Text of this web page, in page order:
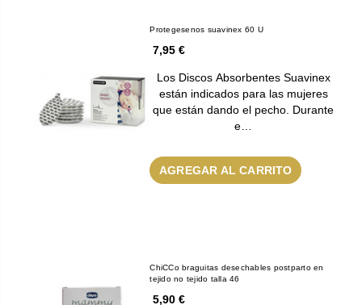
Protegesenos suavinex 60 U
7,95 €
Los Discos Absorbentes Suavinex
están indicados para las mujeres
que están dando el pecho. Durante
e…
AGREGAR AL CARRITO
ChiCCo braguitas desechables postparto en
tejido no tejido talla 46
5,90 €